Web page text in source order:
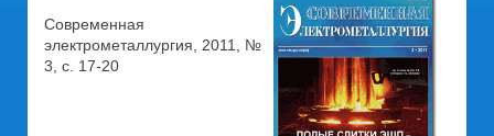
Современная
электрометаллургия, 2011, №
3, c. 17-20